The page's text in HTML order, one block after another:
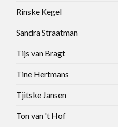
Rinske Kegel
Sandra Straatman
Tijs van Bragt
Tine Hertmans
Tjitske Jansen
Ton van 't Hof